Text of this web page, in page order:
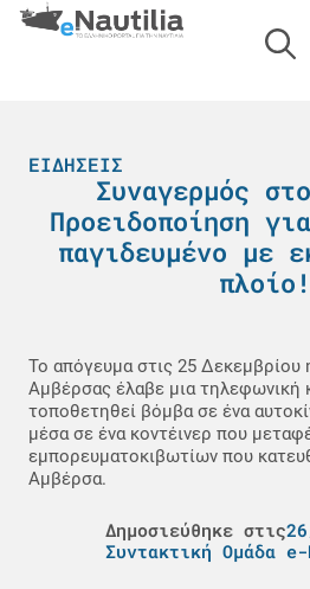
ΕΙΔΉΣΕΙΣ
Συναγερμός
Προειδοποίηση
παγιδευμένο με
πλοίο!
Το απόγευμα στις 25 Δεκεμβρίου
Αμβέρσας έλαβε μια τηλεφωνική
τοποθετηθεί βόμβα σε ένα
μέσα σε ένα κοντέινερ που
εμπορευματοκιβωτίων που
Αμβέρσα.
Δημοσιεύθηκε στις
Συντακτική Ομάδα